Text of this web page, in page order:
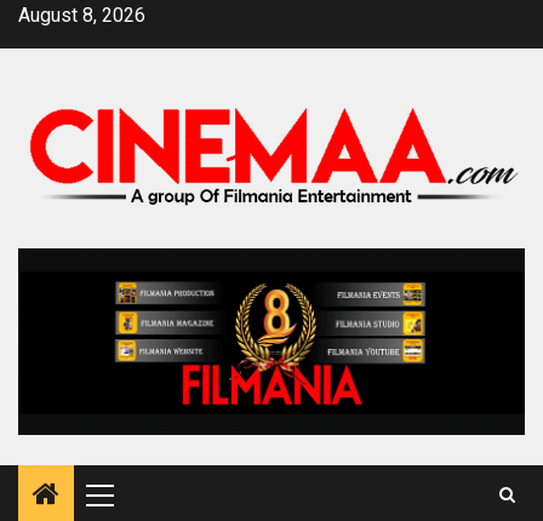
SkipAugust 8, 2026
Primary